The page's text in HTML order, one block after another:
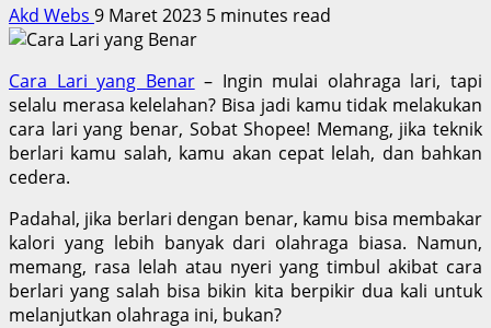
Akd Webs 9 Maret 2023 5 minutes read
Cara Lari yang Benar– Ingin mulai olahraga lari, tapi
selalu merasa kelelahan? Bisa jadi kamu tidak melakukan
cara lari yang benar, Sobat Shopee! Memang, jika teknik
berlari kamu salah, kamu akan cepat lelah, dan bahkan
cedera.
Padahal, jika berlari dengan benar, kamu bisa membakar
kalori yang lebih banyak dari olahraga biasa. Namun,
memang, rasa lelah atau nyeri yang timbul akibat cara
berlari yang salah bisa bikin kita berpikir dua kali untuk
melanjutkan olahraga ini, bukan?